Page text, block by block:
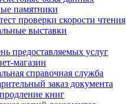
памятники
проверки скорости чтения
выставки
предоставляемых услуг
магазин
справочная служба
заказ документа
книг